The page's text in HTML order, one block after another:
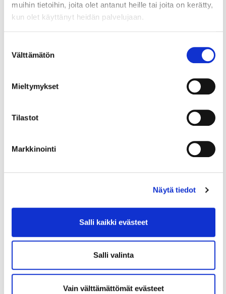
muihin tietoihin, joita olet antanut heille tai joita on kerätty,
kun olet käyttänyt heidän palvelujaan.
valinta
Välttämätön
Mieltymykset
Tilastot
Markkinointi
Näytä tiedot
Salli kaikki evästeet
Salli valinta
Vain välttämättömät evästeet
valittiin Ladies European Tourilla vuoden
kahden lapsen äiti. Lisäksi hän opiskelee
entinen ammattilaisgolfari Roope Kakko.